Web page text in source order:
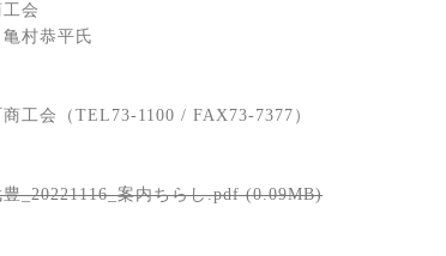
会
村恭平氏
工会（TEL73-1100 / FAX73-7377）
_20221116_案内ちらし.pdf (0.09MB)